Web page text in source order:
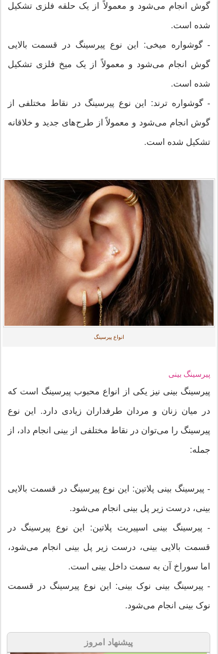
گوش انجام می‌شود و معمولاً از یک حلقه فلزی تشکیل
شده است.
- گوشواره میخی: این نوع پیرسینگ در قسمت بالایی
گوش انجام می‌شود و معمولاً از یک میخ فلزی تشکیل
شده است.
- گوشواره ترند: این نوع پیرسینگ در نقاط مختلفی از
گوش انجام می‌شود و معمولاً از طرح‌های جدید و خلاقانه
تشکیل شده است.
انواع پیرسینگ
پیرسینگ بینی
پیرسینگ بینی نیز یکی از انواع محبوب پیرسینگ است که
در میان زنان و مردان طرفداران زیادی دارد. این نوع
پیرسینگ را می‌توان در نقاط مختلفی از بینی انجام داد، از
جمله:
- پیرسینگ بینی پلاتین: این نوع پیرسینگ در قسمت بالایی
بینی، درست زیر پل بینی انجام می‌شود.
- پیرسینگ بینی اسپیریت پلاتین: این نوع پیرسینگ در
قسمت بالایی بینی، درست زیر پل بینی انجام می‌شود،
اما سوراخ آن به سمت داخل بینی است.
- پیرسینگ بینی نوک بینی: این نوع پیرسینگ در قسمت
نوک بینی انجام می‌شود.
پیشنهاد امروز